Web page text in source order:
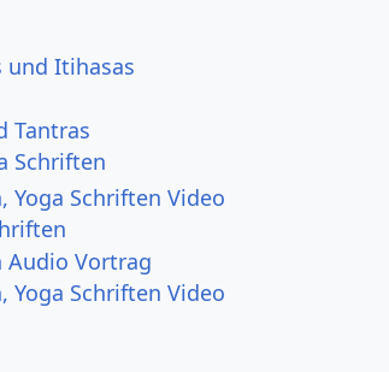
und Itihasas
Tantras
Schriften
Yoga Schriften Video
Audio Vortrag
Yoga Schriften Video